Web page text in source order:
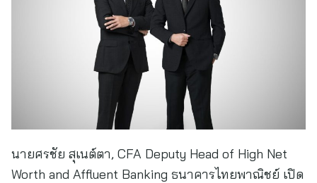
นายศรชัย สุเนต์ตา, CFA Deputy Head of High Net
Worth and Affluent Banking ธนาคารไทยพาณิชย์ เปิด